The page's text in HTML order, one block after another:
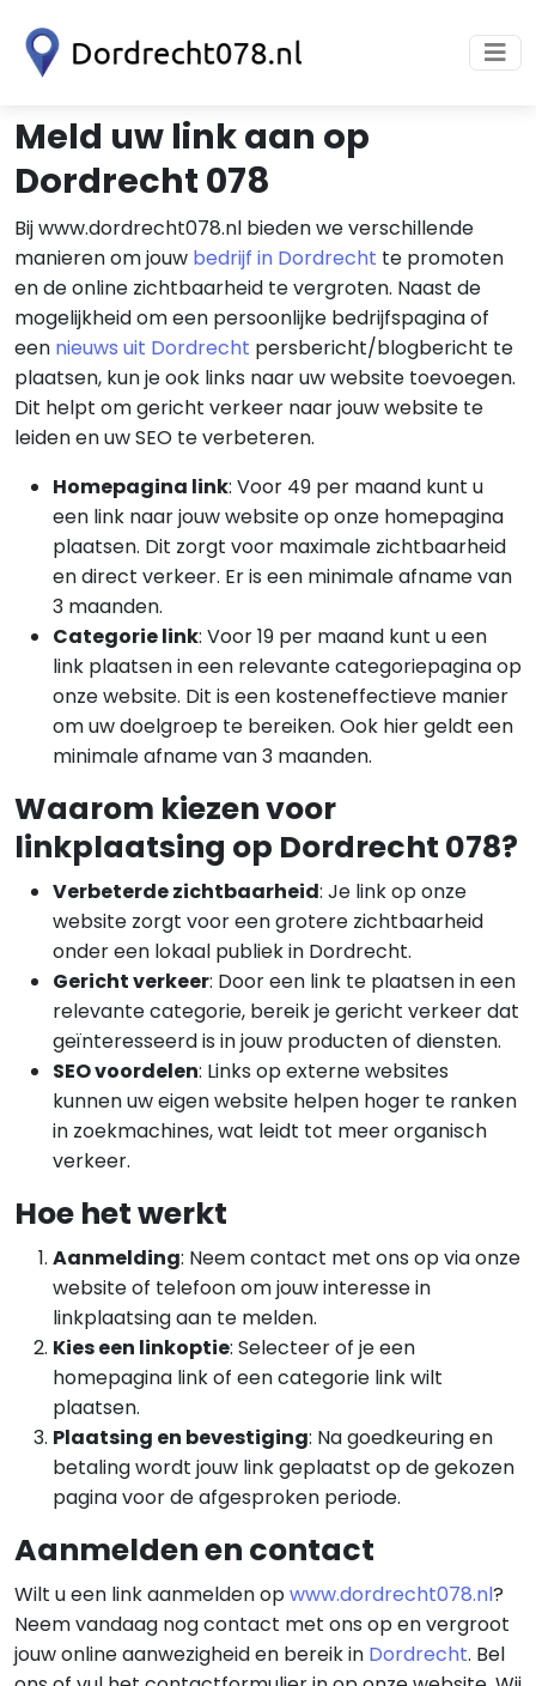
Meld uw link aan op
Dordrecht 078
Bij www.dordrecht078.nl bieden we verschillende
manieren om jouw bedrijf in Dordrecht te promoten
en de online zichtbaarheid te vergroten. Naast de
mogelijkheid om een persoonlijke bedrijfspagina of
een nieuws uit Dordrecht persbericht/blogbericht te
plaatsen, kun je ook links naar uw website toevoegen.
Dit helpt om gericht verkeer naar jouw website te
leiden en uw SEO te verbeteren.
Homepagina link: Voor 49 per maand kunt u
een link naar jouw website op onze homepagina
plaatsen. Dit zorgt voor maximale zichtbaarheid
en direct verkeer. Er is een minimale afname van
3 maanden.
Categorie link: Voor 19 per maand kunt u een
link plaatsen in een relevante categoriepagina op
onze website. Dit is een kosteneffectieve manier
om uw doelgroep te bereiken. Ook hier geldt een
minimale afname van 3 maanden.
Waarom kiezen voor
linkplaatsing op Dordrecht 078?
Verbeterde zichtbaarheid: Je link op onze
website zorgt voor een grotere zichtbaarheid
onder een lokaal publiek in Dordrecht.
Gericht verkeer: Door een link te plaatsen in een
relevante categorie, bereik je gericht verkeer dat
geïnteresseerd is in jouw producten of diensten.
SEO voordelen: Links op externe websites
kunnen uw eigen website helpen hoger te ranken
in zoekmachines, wat leidt tot meer organisch
verkeer.
Hoe het werkt
Aanmelding: Neem contact met ons op via onze
website of telefoon om jouw interesse in
linkplaatsing aan te melden.
Kies een linkoptie: Selecteer of je een
homepagina link of een categorie link wilt
plaatsen.
Plaatsing en bevestiging: Na goedkeuring en
betaling wordt jouw link geplaatst op de gekozen
pagina voor de afgesproken periode.
Aanmelden en contact
Wilt u een link aanmelden opwww.dordrecht078.nl?
Neem vandaag nog contact met ons op en vergroot
jouw online aanwezigheid en bereik in Dordrecht. Bel